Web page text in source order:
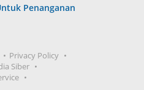
Penanganan
Privacy Policy
Siber